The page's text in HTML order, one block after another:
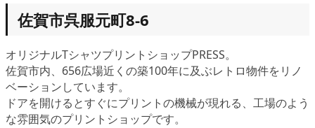
佐賀市呉服元町8-6
オリジナルTシャツプリントショップPRESS。
佐賀市内、656広場近くの築100年に及ぶレトロ物件をリノ
ベーションしています。
ドアを開けるとすぐにプリントの機械が現れる、工場のよう
な雰囲気のプリントショップです。